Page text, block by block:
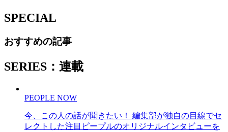
SPECIAL
おすすめの記事
SERIES：連載
PEOPLE NOW
今、この人の話が聞きたい！ 編集部が独自の目線でセ
レクトした注目ピープルのオリジナルインタビューを